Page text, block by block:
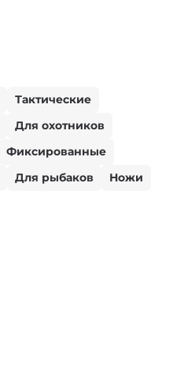
Тактические
Для охотников
Фиксированные
Для рыбаков
Ножи